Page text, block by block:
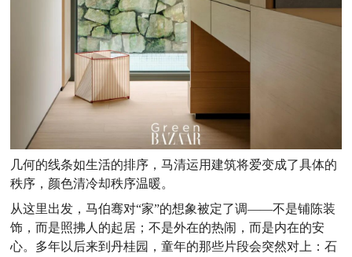
几何的线条如生活的排序，马清运用建筑将爱变成了具体的
秩序，颜色清冷却秩序温暖。
从这里出发，马伯骞对“家”的想象被定了调——不是铺陈装
饰，而是照拂人的起居；不是外在的热闹，而是内在的安
心。多年以后来到丹桂园，童年的那些片段会突然对上：石